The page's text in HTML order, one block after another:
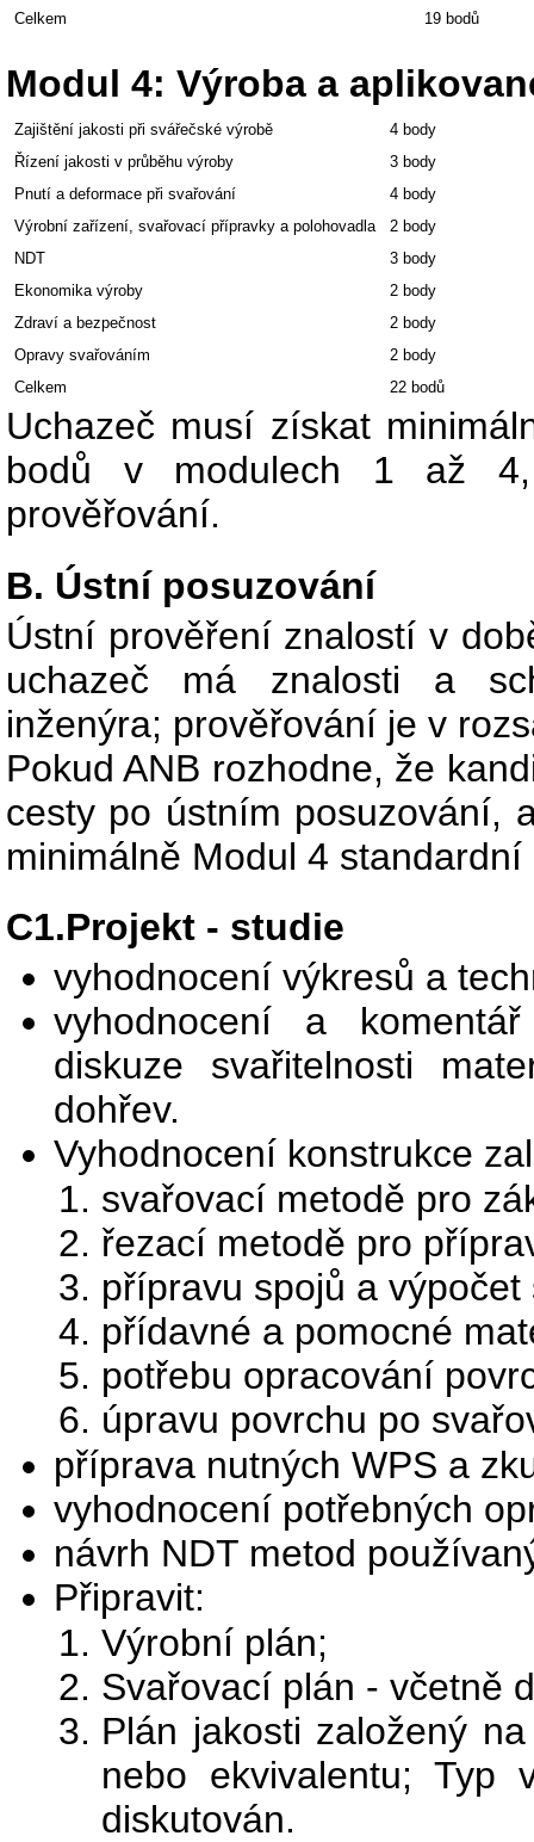
Celkem 19 bodů
Modul 4: Výroba a
Zajištění jakosti při svářečské výrobě
4 body
Řízení jakosti v průběhu výroby
3 body
Pnutí a deformace při svařování
4 body
Výrobní zařízení, svařovací přípravky a polohovadla
2 body
NDT
3 body
Ekonomika výroby
2 body
Zdraví a bezpečnost
2 body
Opravy svařováním
2 body
Celkem
22 bodů
Uchazeč musí získat
bodů v modulech 1 až
prověřování.
B. Ústní posuzování
Ústní prověření znalostí v
uchazeč má znalosti a
inženýra; prověřování je v
Pokud ANB rozhodne, že
cesty po ústním posuzování,
minimálně Modul 4 standardní
C1.Projekt - studie
vyhodnocení výkresů a
vyhodnocení a
diskuze svařitelnosti
dohřev.
Vyhodnocení konstrukce
svařovací metodě pro
řezací metodě pro
přípravu spojů a výpočet
přídavné a pomocné
potřebu opracování
úpravu povrchu po
příprava nutných WPS a
vyhodnocení potřebných
návrh NDT metod
Připravit:
Výrobní plán;
Svařovací plán - včetně
Plán jakosti založený
nebo ekvivalentu; Typ
diskutován.